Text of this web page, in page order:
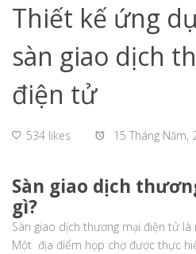
Thiết kế ứng
sàn giao dịch
điện tử
534 likes 15 Tháng Năm,
Sàn giao dịch
gì?
Sàn giao dịch thương mại điện tử
Một địa điểm họp chợ được thực